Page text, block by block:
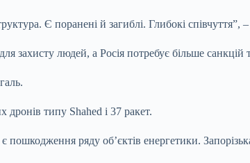
Є поранені й загиблі. Глибокі співчуття”,
людей, а Росія потребує більше санкцій та
типу Shahed і 37 ракет.
пошкодження ряду об’єктів енергетики.